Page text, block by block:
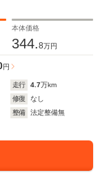
ザー買取
シートメ
本体価格
344.8万円
円
走行 4.7万km
修復
なし
整備
法定整備無